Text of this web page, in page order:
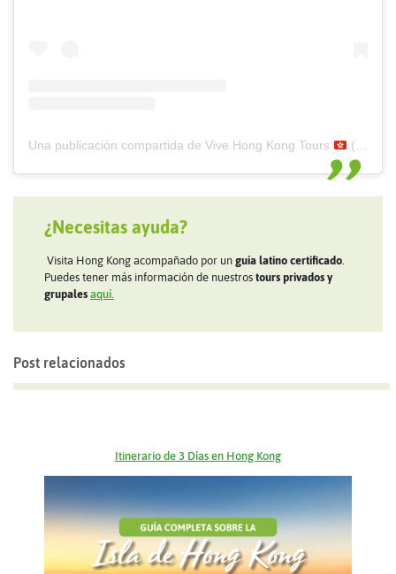
Una publicación compartida de Vive Hong Kong Tours (@vivehongkong)
¿Necesitas ayuda?
Visita Hong Kong acompañado por un guía latino certificado.
Puedes tener más información de nuestros tours privados y
grupales aquí.
Post relacionados
Itinerario de 3 Días en Hong Kong